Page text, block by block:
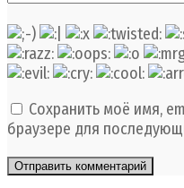
Сохранить моё имя,
браузере для